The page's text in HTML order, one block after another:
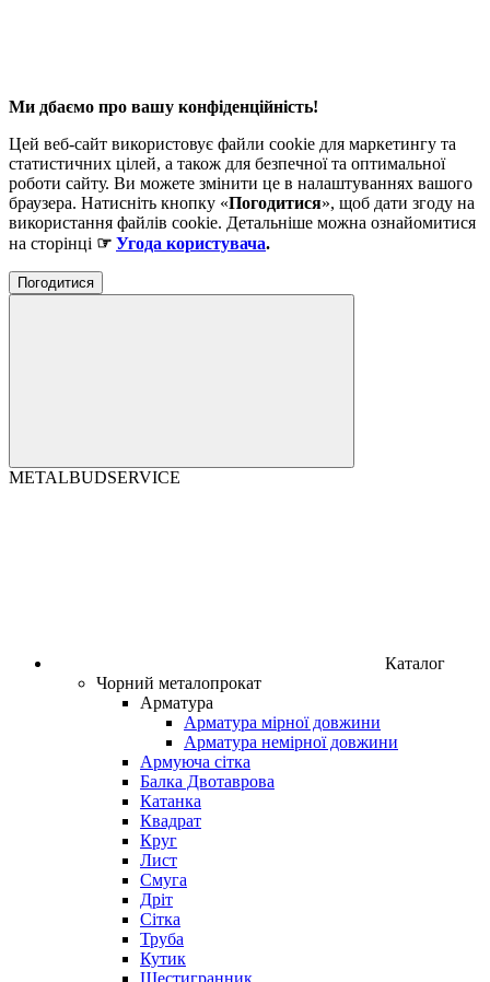
Ми дбаємо про вашу конфіденційність!
Цей веб-сайт використовує файли cookie для маркетингу та
статистичних цілей, а також для безпечної та оптимальної
роботи сайту. Ви можете змінити це в налаштуваннях вашого
браузера. Натисніть кнопку «Погодитися», щоб дати згоду на
використання файлів cookie. Детальніше можна ознайомитися
на сторінці ☞ Угода користувача.
Погодитися
METALBUDSERVICE
Каталог
Чорний металопрокат
Арматура
Арматура мiрної довжини
Арматура немiрної довжини
Армуюча сітка
Балка Двотаврова
Катанка
Квадрат
Круг
Лист
Смуга
Дріт
Сітка
Труба
Кутик
Шестигранник